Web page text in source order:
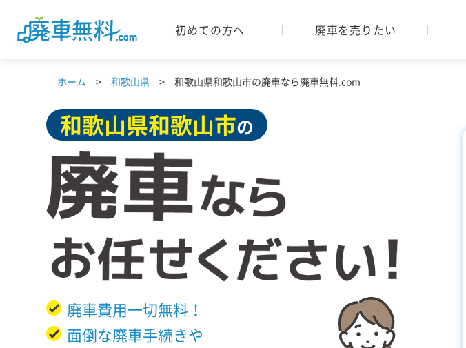
初めての方へ 廃車を売りたい
ホーム 和歌山県 和歌山県和歌山市の廃車なら廃車無料.com
和歌山県和歌山市の
廃車費用一切無料！
面倒な廃車手続きや